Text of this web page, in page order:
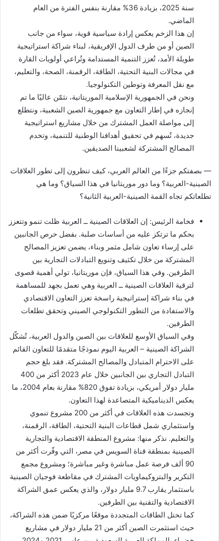
سنة 2025، بزيادة 36% مقارنة بنفس الفترة من العام
الماضي.
إن هذا الزخم يعكس إرادة سياسية قوية، سواء من جانب
الصين أو من طرف الدول الإفريقية، لبناء شراكة استراتيجية
طويلة الأمد، تُعزز التنمية المستدامة وتُراعي أولويات القارة
في مجالات البنية التحتية، الطاقة، الرقمنة، الصحة، والتعليم،
مع نقل المعرفة وتوطين التكنولوجيا.
ونحن في الجمهورية الإسلامية الموريتانية، نثمّن عاليًا ما تم
إنجازه في إطار التعاون مع جمهورية الصين الشعبية، ونتطلع
إلى مواصلة العمل المشترك من خلال مشاريع استراتيجية
جديدة، تُسهم في تحقيق أهدافنا الوطنية للتنمية، وتخدم
المصالح المشتركة لشعبينا الصديقين.
— بصفتكم جزءًا من العالم العربي، كيف تنظرون إلى تطور العلاقات
الصينية-العربية؟ وما دور موريتانيا في هذا السياق؟ وما هي
تطلعاتكم تجاه القمة الصينية-العربية الثانية؟
فخامة الرئيس: إن العلاقات الصينية ــ العربية ظلت تنمو وتتعزز
بحكم ما ترتكز عليه من أساسات صلبة. بفضل حرص الجانبين
على إرساء تعاون شامل مثمر وبناء، يضمن تعزيز المصالح
المشتركة من خلال تكثيف وتنويع التبادلات التجارية بين
الطرفين. وفي هذا السياق، فإن موريتانيا، تولي أهمية قصوى
لترقية العلاقات الصينية ــ العربية وهي تعمل بجهد للمساهمة
في بناء شراكة إستراتيجية راسخة تعزز التعاون الاقتصادي
والاستفادة من التطور التكنولوجي الصيني وتحقق تطلعات
الطرفين.
وفي السياق الأوسع للعلاقات بين الصين والدول العربية، تُشكّل
الشراكة الصينية – العربية اليوم نموذجًا متقدمًا للتعاون القائم
على الاحترام المتبادل والمصالح المشتركة. فقد بلغ حجم
التبادل التجاري بين الجانبين خلال عام 2023 أكثر من 400
مليار دولار أمريكي، بزيادة تفوق 820% مقارنة بعام 2004، ما
يعكس الديناميكية المتصاعدة لهذا التعاون.
وتجسدت هذه العلاقات في أكثر من 200 مشروع تنموي
واستثماري شمل قطاعات البنية التحتية، الطاقة، الرقمنة،
والتعليم. نذكر منها: مشروع المنطقة الاقتصادية والتجارية
الصينية بمنطقة قناة السويس في مصر، التي وفّرت أكثر من
90 ألف فرصة عمل مباشرة وغير مباشرة؛ ومشروع مجمع
التكرير والبتروكيماويات المشترك في مقاطعة فوجيان الصينية
باستثمار يقارب 9.7 مليار دولار، والذي يعكس عمق الشراكة
الاقتصادية والتقنية بين الطرفين.
كما تحتل الطاقات المتجددة موقعًا مركزيًا ضمن هذه الشراكة،
حيث استثمرت الصين أكثر من 21 مليار دولار في مشاريع